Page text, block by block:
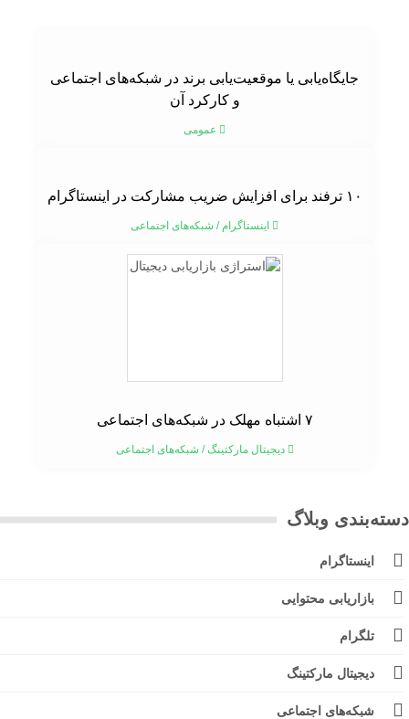
جایگاه‌یابی یا موقعیت‌یابی برند در شبکه‌های اجتماعی
و کارکرد آن
عمومی
۱۰ ترفند برای افزایش ضریب مشارکت در اینستاگرام
اینستاگرام/شبکه‌های اجتماعی
دیجیتال مارکتینگ/شبکه‌های اجتماعی
وبلاگ
اینستاگرام
بازاریابی محتوایی
تلگرام
دیجیتال مارکتینگ
شبکه‌های اجتماعی